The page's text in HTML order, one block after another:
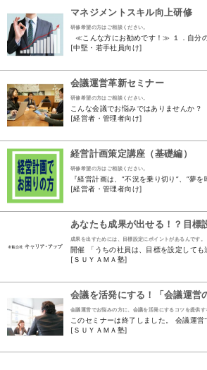
マネジメントスキル向上研修
研修希望の方はご相談ください。
[中堅・若手社員向け]
会議運営革新セミナー
研修希望の方はご相談ください。
[経営者・管理者向け]
経営計画策定講座（基礎編）
研修希望の方はご相談ください。
[経営者・管理者向け]
成果を出すためには、目標設定にポイントがあるんです。
[ＳＵＹＡＭＡ塾]
会議を活発にする！「会議運営
会議運営でお悩みの方に、会議を活発にするコツを提供す
[ＳＵＹＡＭＡ塾]